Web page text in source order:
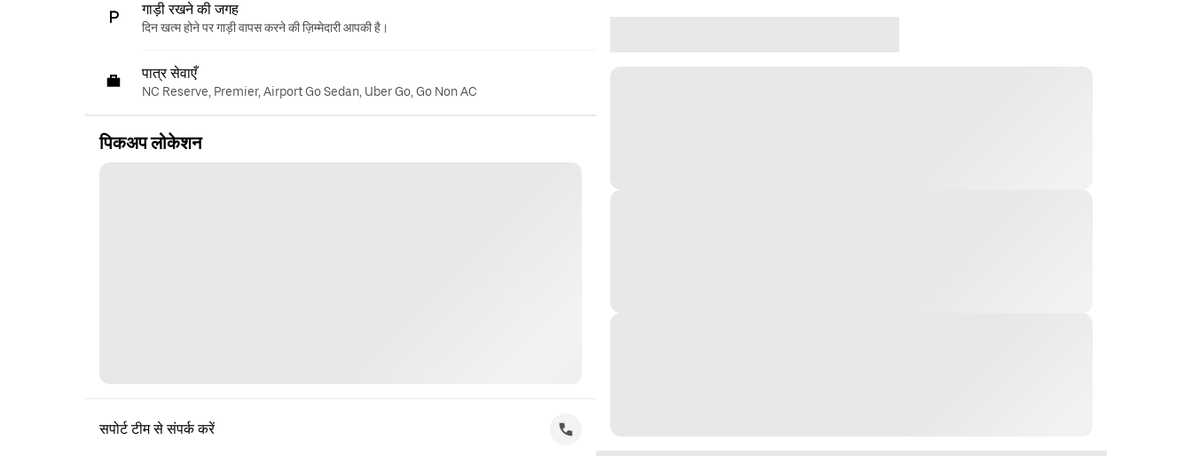
गाड़ी रखने की जगह
दिन खत्म होने पर गाड़ी वापस करने की ज़िम्मेदारी आपकी है।
पात्र सेवाएँ
NC Reserve, Premier, Airport Go Sedan, Uber Go, Go Non AC
पिकअप लोकेशन
सपोर्ट टीम से संपर्क करें